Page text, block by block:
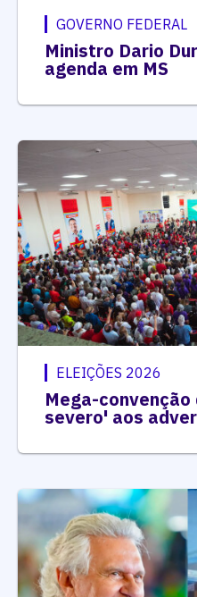
GOVERNO FEDERAL
Ministro Dario
agenda em MS
ELEIÇÕES 2026
Mega-
severo' aos